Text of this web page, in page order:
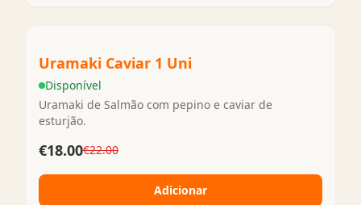
Uramaki Caviar 1 Uni
Disponível
Uramaki de Salmão com pepino e caviar de
esturjão.
€18.00€22.00
Adicionar